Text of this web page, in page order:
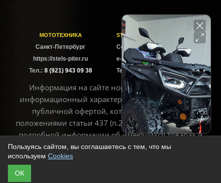
МОТОТЕХНИКА
Cанкт-Петербург
https://stels-piter.ru
Тел.: 8 (921) 943 09 38
STELS-PITER СОФИЙСКАЯ
Софийская ул. 6Б
e-mail: sales@stels-piter.ru
Тел.:8 (921) 943 09 38
Информация на сайте носит исключительно
информационный характер и не может считаться
публичной офертой, которая определяется
положениями статьи 437 (п.2) ГК РФ. Для получения
подробной информации об имеющихся товарах и
ценах воспользуйтесь контактами, указанными на
Пользуясь сайтом, вы соглашаетесь с тем, что мы
используем Cookies
ОК